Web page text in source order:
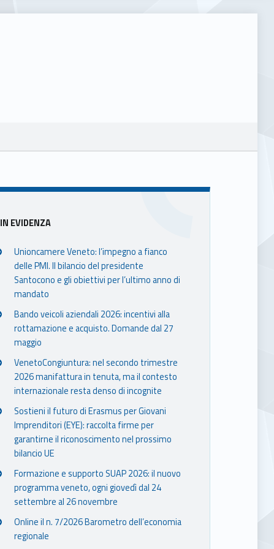
Sidebar
IN EVIDENZA
Unioncamere Veneto: l’impegno a fianco
delle PMI. Il bilancio del presidente
Santocono e gli obiettivi per l’ultimo anno di
mandato
Bando veicoli aziendali 2026: incentivi alla
rottamazione e acquisto. Domande dal 27
maggio
VenetoCongiuntura: nel secondo trimestre
2026 manifattura in tenuta, ma il contesto
internazionale resta denso di incognite
Sostieni il futuro di Erasmus per Giovani
Imprenditori (EYE): raccolta firme per
garantirne il riconoscimento nel prossimo
bilancio UE
Formazione e supporto SUAP 2026: il nuovo
programma veneto, ogni giovedì dal 24
settembre al 26 novembre
Online il n. 7/2026 Barometro dell’economia
regionale